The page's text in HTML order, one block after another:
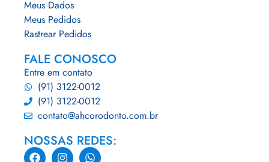
Meus Dados
Meus Pedidos
Rastrear Pedidos
FALE CONOSCO
Entre em contato
(91) 3122-0012
(91) 3122-0012
contato@ahcorodonto.com.br
NOSSAS REDES: